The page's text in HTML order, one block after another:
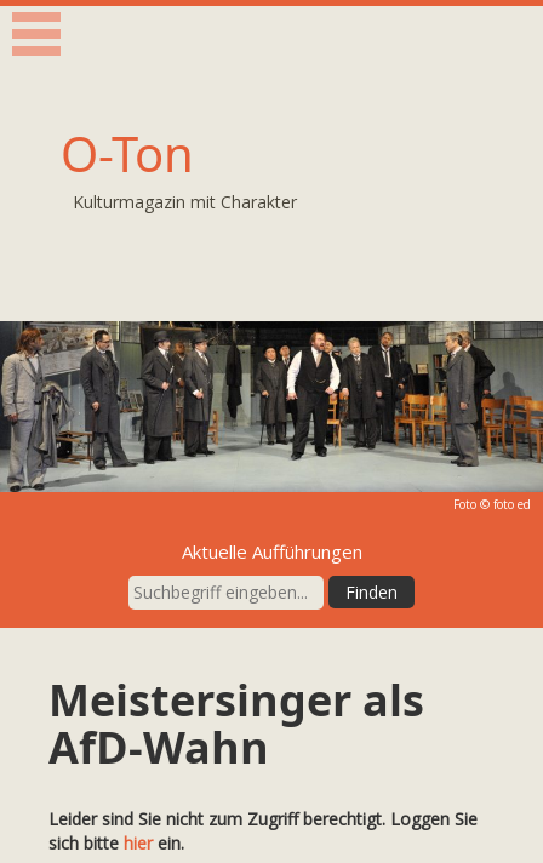
O-Ton
Kulturmagazin mit Charakter
Foto © foto ed
Aktuelle Aufführungen
Meistersinger als
AfD-Wahn
Leider sind Sie nicht zum Zugriff berechtigt. Loggen Sie
sich bitte hierein.